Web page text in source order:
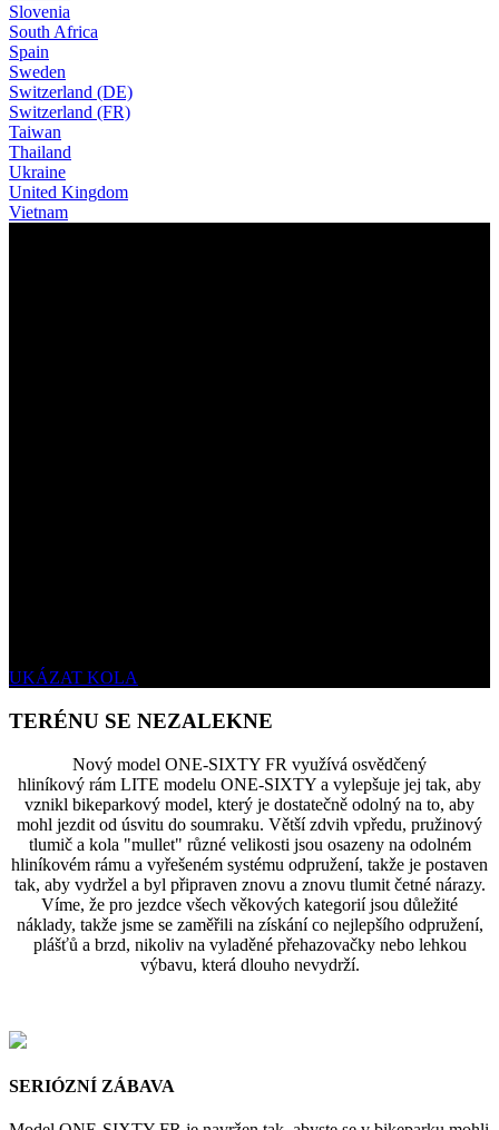
Slovenia
South Africa
Spain
Sweden
Switzerland (DE)
Switzerland (FR)
Taiwan
Thailand
Ukraine
United Kingdom
Vietnam
UKÁZAT KOLA
TERÉNU SE NEZALEKNE
Nový model ONE-SIXTY FR využívá osvědčený
hliníkový rám LITE modelu ONE-SIXTY a vylepšuje jej tak, aby
vznikl bikeparkový model, který je dostatečně odolný na to, aby
mohl jezdit od úsvitu do soumraku. Větší zdvih vpředu, pružinový
tlumič a kola "mullet" různé velikosti jsou osazeny na odolném
hliníkovém rámu a vyřešeném systému odpružení, takže je postaven
tak, aby vydržel a byl připraven znovu a znovu tlumit četné nárazy.
Víme, že pro jezdce všech věkových kategorií jsou důležité
náklady, takže jsme se zaměřili na získání co nejlepšího odpružení,
plášťů a brzd, nikoliv na vyladěné přehazovačky nebo lehkou
výbavu, která dlouho nevydrží.
SERIÓZNÍ ZÁBAVA